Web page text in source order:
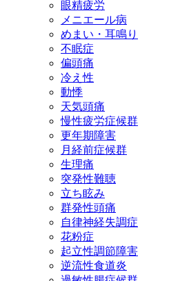
眼精疲労
メニエール病
めまい・耳鳴り
不眠症
偏頭痛
冷え性
動悸
天気頭痛
慢性疲労症候群
更年期障害
月経前症候群
生理痛
突発性難聴
立ち眩み
群発性頭痛
自律神経失調症
花粉症
起立性調節障害
逆流性食道炎